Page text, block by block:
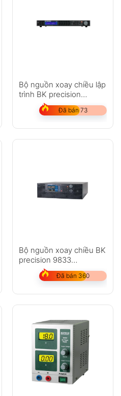
Bộ nguồn xoay chiều lập
trình BK precision
XLN15010-GL
Đã bán 73
Bộ nguồn xoay chiều BK
precision 9833
(3000VA,300V,30A )
Đã bán 360